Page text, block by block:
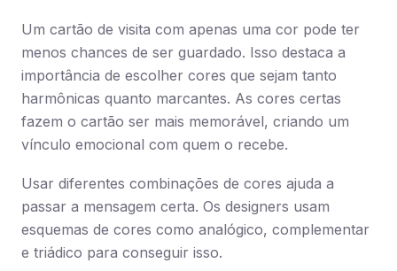
Um cartão de visita com apenas uma cor pode ter
menos chances de ser guardado. Isso destaca a
importância de escolher cores que sejam tanto
harmônicas quanto marcantes. As cores certas
fazem o cartão ser mais memorável, criando um
vínculo emocional com quem o recebe.
Usar diferentes combinações de cores ajuda a
passar a mensagem certa. Os designers usam
esquemas de cores como analógico, complementar
e triádico para conseguir isso.